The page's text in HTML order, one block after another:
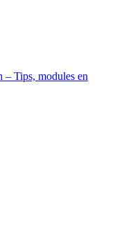
– Tips, modules en